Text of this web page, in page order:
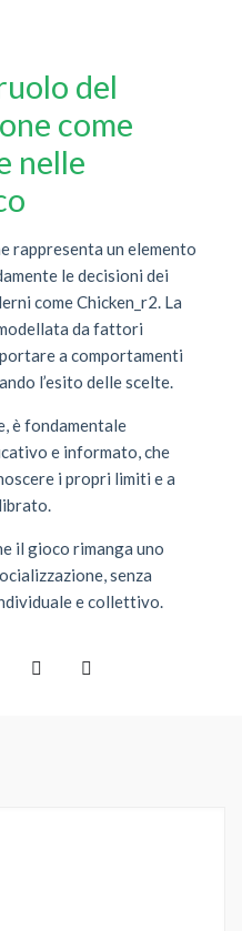
del
come
nelle
rappresenta un elemento
le decisioni dei
come Chicken_r2. La
da fattori
a comportamenti
l’esito delle scelte.
è fondamentale
e informato, che
i propri limiti e a
il gioco rimanga uno
senza
e collettivo.